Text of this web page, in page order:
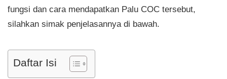
fungsi dan cara mendapatkan Palu COC tersebut,
silahkan simak penjelasannya di bawah.
Daftar Isi